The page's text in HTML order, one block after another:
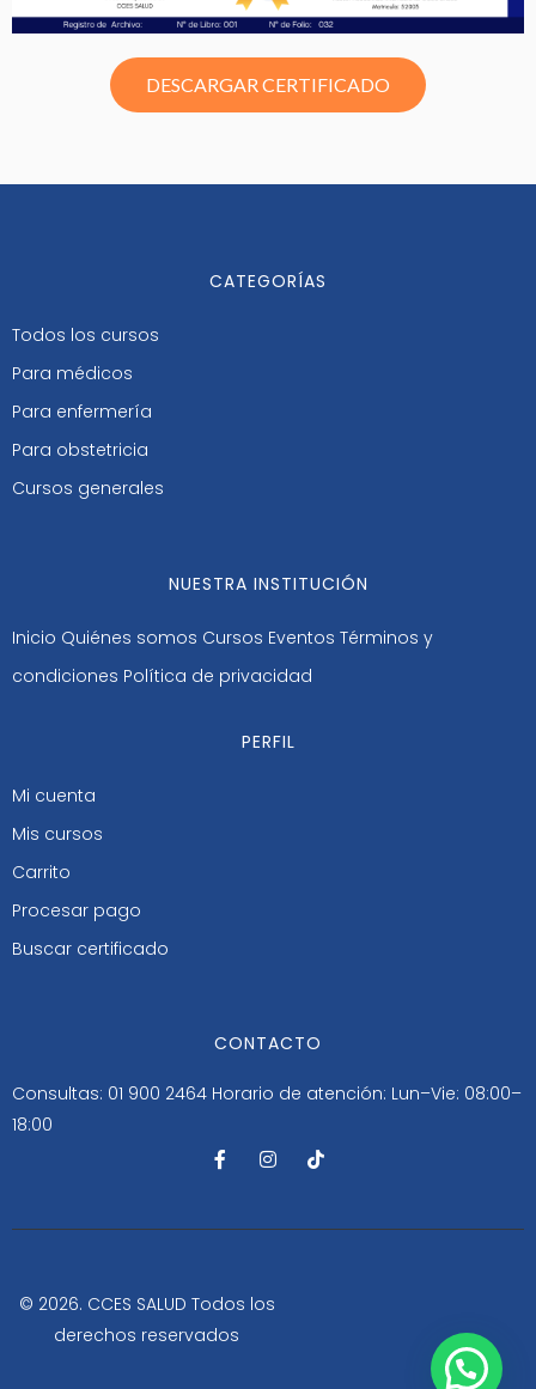
DESCARGAR CERTIFICADO
CATEGORÍAS
Todos los cursos
Para médicos
Para enfermería
Para obstetricia
Cursos generales
NUESTRA INSTITUCIÓN
Inicio Quiénes somos Cursos Eventos Términos y
condiciones Política de privacidad
PERFIL
Mi cuenta
Mis cursos
Carrito
Procesar pago
Buscar certificado
CONTACTO
Consultas: 01 900 2464 Horario de atención: Lun–Vie: 08:00–
18:00
F
a
b
-
I
n
a
m
T
i
o
© 2026. CCES SALUD Todos los
derechos reservados